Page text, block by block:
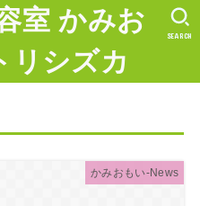
室 かみお
リシズカ
SEARCH
かみおもい-News